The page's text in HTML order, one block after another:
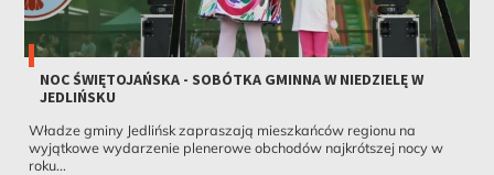
NOC ŚWIĘTOJAŃSKA - SOBÓTKA GMINNA W NIEDZIELĘ W
JEDLIŃSKU
Władze gminy Jedlińsk zapraszają mieszkańców regionu na
wyjątkowe wydarzenie plenerowe obchodów najkrótszej nocy w
roku...